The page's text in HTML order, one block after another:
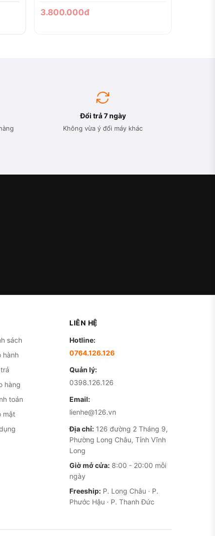
3.800.000đ
Đổi trả 7 ngày
Không vừa ý đổi máy khác
sách
hành
hàng
toán
mật
LIÊN HỆ
Hotline:
0764.126.126
Quản lý:
0398.126.126
Email:
lienhe@126.vn
Địa chỉ: 126 đường 2 Tháng 9,
Phường Long Châu, Tỉnh Vĩnh
Long
Giờ mở cửa: 8:00 - 20:00 mỗi
ngày
Freeship: P. Long Châu · P.
Phước Hậu · P. Thanh Đức